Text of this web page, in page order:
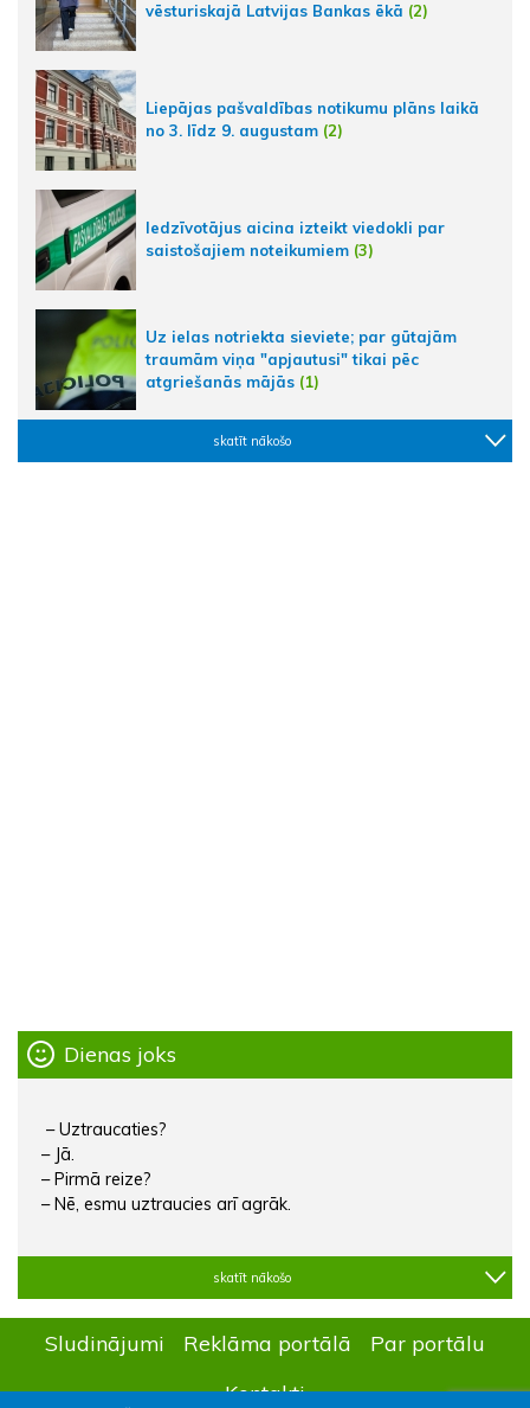
vēsturiskajā Latvijas Bankas ēkā (2)
Liepājas pašvaldības notikumu plāns laikā
no 3. līdz 9. augustam (2)
Iedzīvotājus aicina izteikt viedokli par
saistošajiem noteikumiem (3)
Uz ielas notriekta sieviete; par gūtajām
traumām viņa "apjautusi" tikai pēc
atgriešanās mājās (1)
skatīt nākošo
Dienas joks
– Uztraucaties?
– Jā.
– Pirmā reize?
– Nē, esmu uztraucies arī agrāk.
skatīt nākošo
Sludinājumi Reklāma portālā
Par portālu
Kontakti